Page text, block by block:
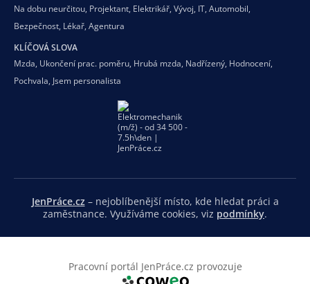
Na dobu neurčitou, Projektant, Elektrikář, Vývoj, IT, Automobil,
Bezpečnost, Lékař, Agentura
KLÍČOVÁ SLOVA
Mzda, Ukončení prac. poměru, Hrubá mzda, Nadřízený, Hodnocení,
Pochvala, Jsem personalista
JenPráce.cz – nejoblíbenější místo, kde hledat práci a
zaměstnance. Využíváme cookies, viz podmínky.
Pracovní portál JenPráce.cz provozuje